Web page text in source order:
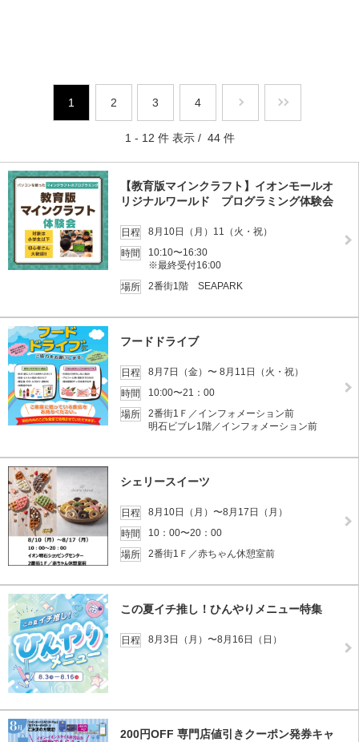
1 2 3 4
1 - 12 件 表示 / 44 件
【教育版マインクラフト】イオンモールオ
リジナルワールド プログラミング体験会
日程
8月10日（月）11（火・祝）
時間
10:10〜16:30
※最終受付16:00
場所
2番街1階 SEAPARK
フードドライブ
日程
8月7日（金）〜 8月11日（火・祝）
時間
10:00〜21：00
場所
2番街1Ｆ／インフォメーション前
明石ビブレ1階／インフォメーション前
シェリースイーツ
日程
8月10日（月）〜8月17日（月）
時間
10：00〜20：00
場所
2番街1Ｆ／赤ちゃん休憩室前
この夏イチ推し！ひんやりメニュー特集
日程 8月3日（月）〜8月16日（日）
200円OFF 専門店値引きクーポン発券キャ